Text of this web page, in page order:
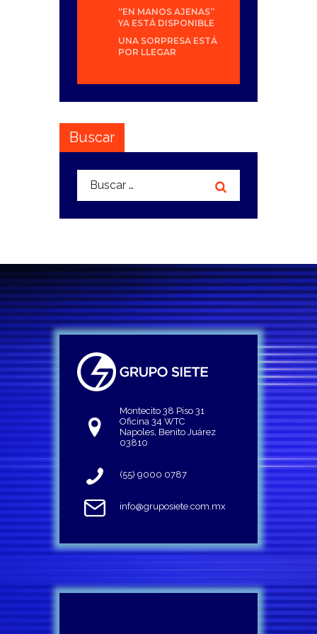
“EN MANOS AJENAS”
YA ESTÁ DISPONIBLE
UNA SORPRESA ESTÁ
POR LLEGAR
Buscar
Buscar:
Montecito 38 Piso 31
Oficina 34 WTC
Napoles, Benito Juárez
03810
(55) 9000 0787
info@gruposiete.com.mx